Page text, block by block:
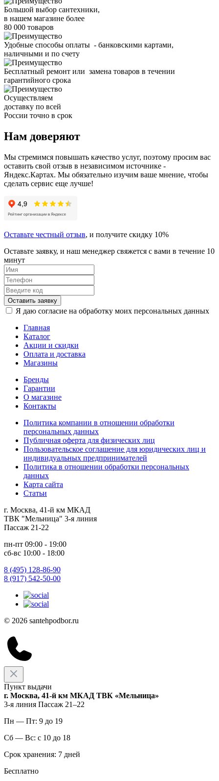
Большой выбор сантехники,
в нашем магазине более
80 000 товаров
Удобные способы оплаты - банковскими картами,
наличными и по счету
Бесплатный ремонт или замена товаров в течении
гарантийного срока
Осуществляем
доставку по всей
России точно в срок
Нам доверяют
Мы стремимся повышать качество услуг, поэтому просим вас
оставить свой отзыв в независимом источнике -
Яндекс.Картах. Мы обязательно изучим ваше мнение, чтобы
сделать сервис еще лучше!
Оставьте честный отзыв, и получите скидку 10%
Оставьте заявку, и наш менеджер свяжется с вами в течение 10
минут
Оставить заявку
Я даю согласие на обработку моих персональных данных
Главная
Каталог
Акции и скидки
Оплата и доставка
Магазины
Бренды
Гарантии
О магазине
Контакты
Политика компании в отношении обработки
персональных данных
Публичная оферта для физических лиц
Пользовательское соглашение для юридических лиц и
индивидуальных предпринимателей
Политика в отношении обработки персональных
данных
Карта сайта
Статьи
г. Москва, 41-й км МКАД
ТВК "Мельница" 3-я линия
Пассаж 21-22
пн-пт 09:00 - 19:00
сб-вс 10:00 - 18:00
8 (495) 128-86-90
8 (917) 542-50-00
© 2026 santehpodbor.ru
Пункт выдачи
г. Москва, 41-й км МКАД ТВК «Мельница»
3-я линия Пассаж 21–22
Пн — Пт: 9 до 19
Сб — Вс: с 10 до 18
Срок хранения: 7 дней
Бесплатно